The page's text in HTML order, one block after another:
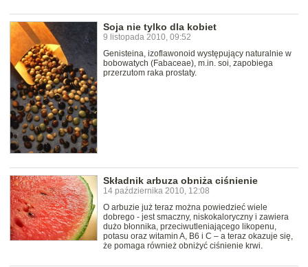
Soja nie tylko dla kobiet
9 listopada 2010, 09:52
Genisteina, izoflawonoid występujący naturalnie w
bobowatych (Fabaceae), m.in. soi, zapobiega
przerzutom raka prostaty.
Składnik arbuza obniża ciśnienie
14 października 2010, 12:08
O arbuzie już teraz można powiedzieć wiele
dobrego - jest smaczny, niskokaloryczny i zawiera
dużo błonnika, przeciwutleniającego likopenu,
potasu oraz witamin A, B6 i C – a teraz okazuje się,
że pomaga również obniżyć ciśnienie krwi.